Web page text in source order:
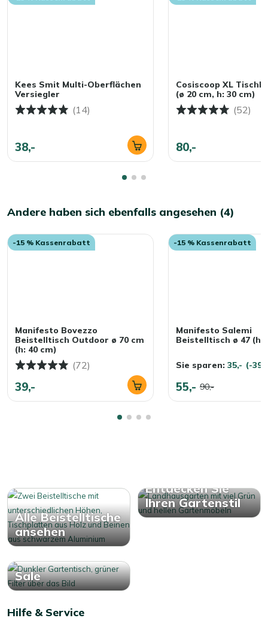
Kees Smit Multi-Oberflächen
Versiegler
(14)
38,-
Cosiscoop XL
(ø 20 cm, h: 30 cm)
(52)
80,-
Andere haben sich ebenfalls angesehen (4)
-15 % Kassenrabatt
Manifesto Bovezzo
Beistelltisch Outdoor ø 70 cm
(h: 40 cm)
(72)
39,-
-15 % Kassenrabatt
Manifesto Salemi
Beistelltisch ø 47
Sie sparen: 35,- (-
55,- 90,-
Alle Beistelltische
ansehen
Entdecken Sie
Ihren Gartenstil
Sale
Hilfe & Service